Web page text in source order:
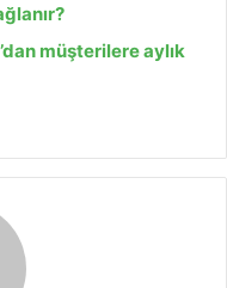
müşterilere aylık